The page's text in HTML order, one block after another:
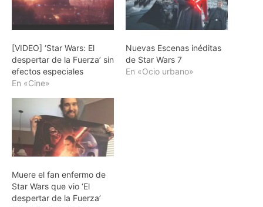
[VIDEO] ‘Star Wars: El
despertar de la Fuerza’ sin
efectos especiales
En «Cine»
Nuevas Escenas inéditas
de Star Wars 7
En «Ocio urbano»
Muere el fan enfermo de
Star Wars que vio ‘El
despertar de la Fuerza’